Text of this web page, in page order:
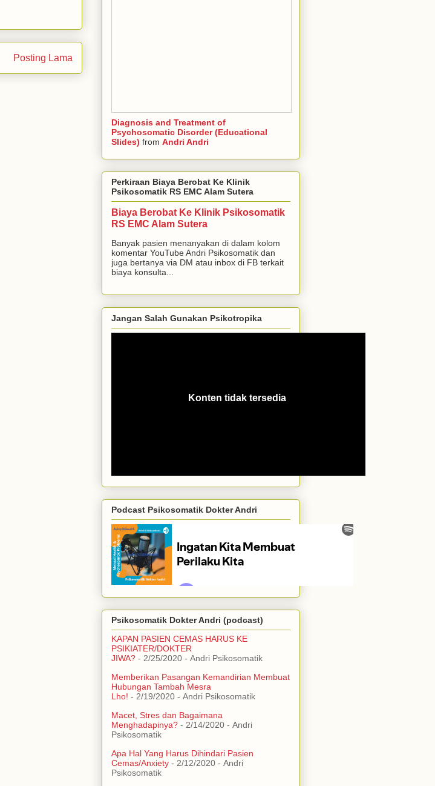
Posting Lama
Diagnosis and Treatment of
Psychosomatic Disorder (Educational
Slides) from Andri Andri
Perkiraan Biaya Berobat Ke Klinik
Psikosomatik RS EMC Alam Sutera
Biaya Berobat Ke Klinik Psikosomatik
RS EMC Alam Sutera
Banyak pasien menanyakan di dalam kolom
komentar YouTube Andri Psikosomatik dan
juga bertanya via DM atau inbox di FB terkait
biaya konsulta...
Jangan Salah Gunakan Psikotropika
Podcast Psikosomatik Dokter Andri
Psikosomatik Dokter Andri (podcast)
KAPAN PASIEN CEMAS HARUS KE
PSIKIATER/DOKTER
JIWA? - 2/25/2020 - Andri Psikosomatik
Memberikan Pasangan Kemandirian Membuat
Hubungan Tambah Mesra
Lho! - 2/19/2020 - Andri Psikosomatik
Macet, Stres dan Bagaimana
Menghadapinya? - 2/14/2020 - Andri
Psikosomatik
Apa Hal Yang Harus Dihindari Pasien
Cemas/Anxiety - 2/12/2020 - Andri
Psikosomatik